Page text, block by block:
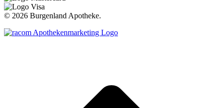
© 2026 Burgenland Apotheke.